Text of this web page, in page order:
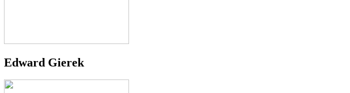
Edward Gierek